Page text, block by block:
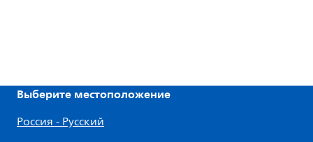
Выберите местоположение
Россия - Русский